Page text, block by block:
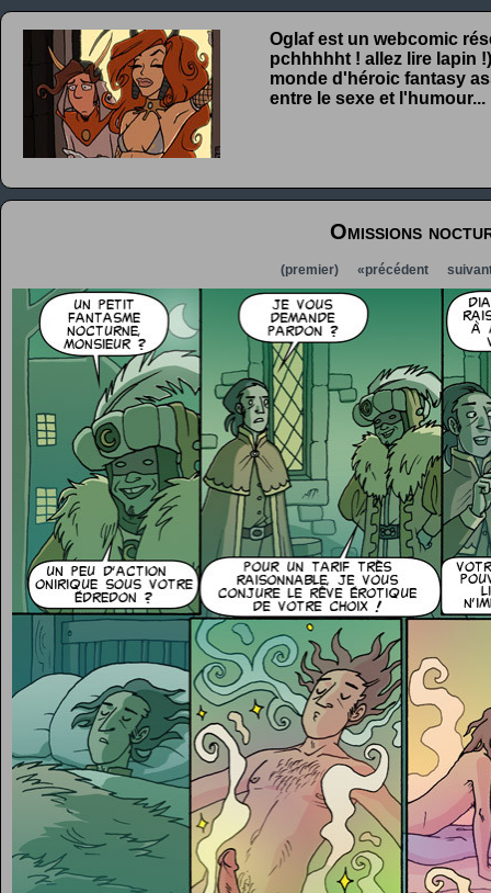
Oglaf est un webcomic
pchhhhht ! allez lire lapin
monde d'héroic fantasy
entre le sexe et l'humour...
Omissions
(premier) «précédent